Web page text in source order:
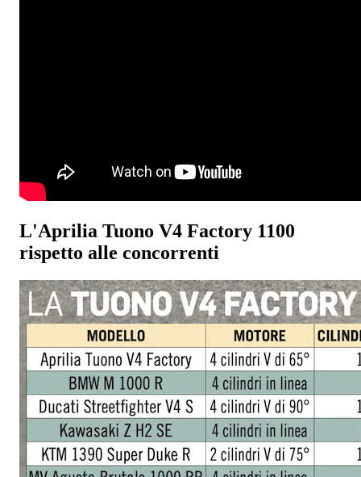
L'Aprilia Tuono V4 Factory 1100
rispetto alle concorrenti